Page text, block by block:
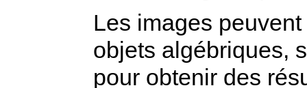
Les images
objets algébriques,
pour obtenir des